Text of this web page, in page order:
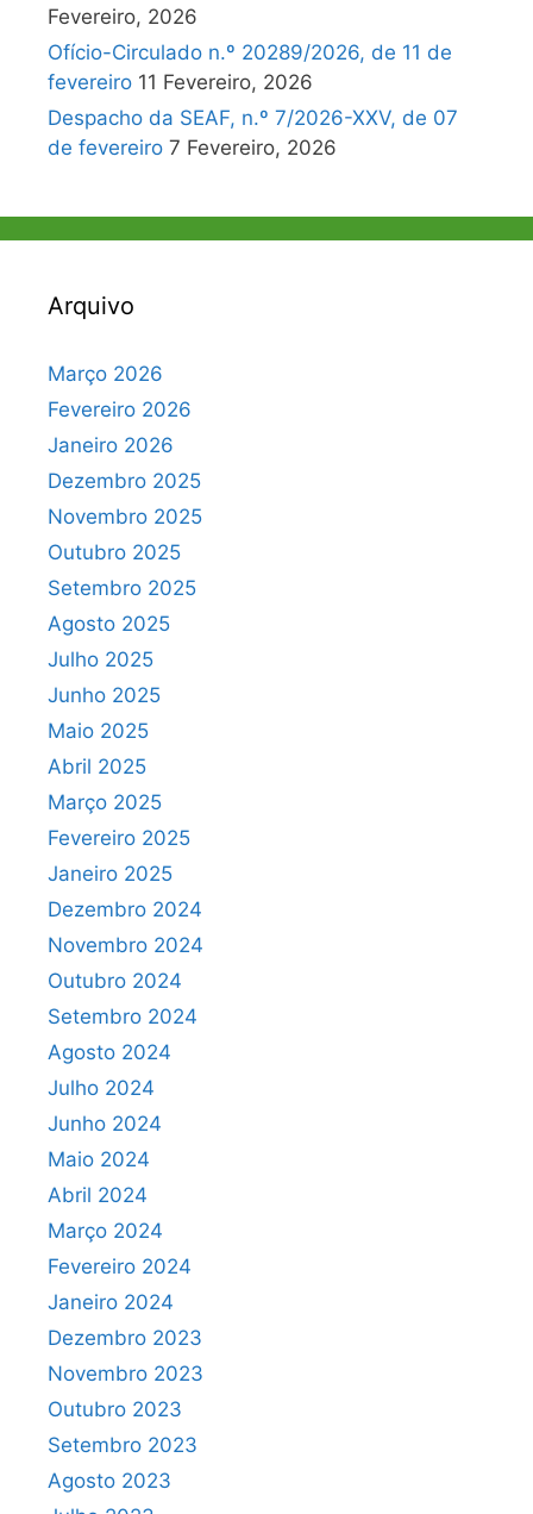
Fevereiro, 2026
Ofício-Circulado n.º 20289/2026, de 11 de
fevereiro 11 Fevereiro, 2026
Despacho da SEAF, n.º 7/2026-XXV, de 07
de fevereiro 7 Fevereiro, 2026
Arquivo
Março 2026
Fevereiro 2026
Janeiro 2026
Dezembro 2025
Novembro 2025
Outubro 2025
Setembro 2025
Agosto 2025
Julho 2025
Junho 2025
Maio 2025
Abril 2025
Março 2025
Fevereiro 2025
Janeiro 2025
Dezembro 2024
Novembro 2024
Outubro 2024
Setembro 2024
Agosto 2024
Julho 2024
Junho 2024
Maio 2024
Abril 2024
Março 2024
Fevereiro 2024
Janeiro 2024
Dezembro 2023
Novembro 2023
Outubro 2023
Setembro 2023
Agosto 2023